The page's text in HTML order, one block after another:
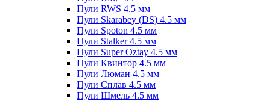
Пули RWS 4.5 мм
Пули Skarabey (DS) 4.5 мм
Пули Spoton 4.5 мм
Пули Stalker 4.5 мм
Пули Super Oztay 4.5 мм
Пули Квинтор 4.5 мм
Пули Люман 4.5 мм
Пули Сплав 4.5 мм
Пули Шмель 4.5 мм